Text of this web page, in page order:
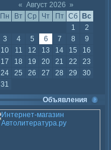
« Август 2026 »
Пн
Вт Ср Чт Пт Сб
Вс
1
2
3
4 5 6 7 8
9
10
11 12 13 14 15
16
17
18 19 20 21 22
23
24
25 26 27 28 29
30
31
Объявления